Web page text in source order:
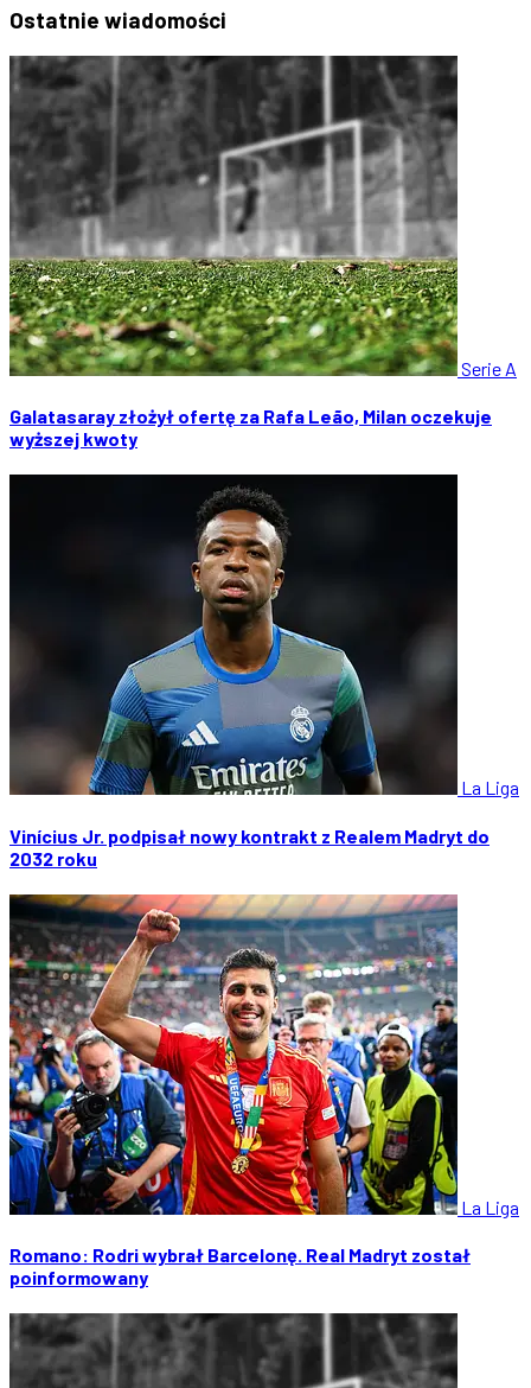
Ostatnie wiadomości
Serie A
Galatasaray złożył ofertę za Rafa Leão, Milan oczekuje
wyższej kwoty
La Liga
Vinícius Jr. podpisał nowy kontrakt z Realem Madryt do
2032 roku
La Liga
Romano: Rodri wybrał Barcelonę. Real Madryt został
poinformowany